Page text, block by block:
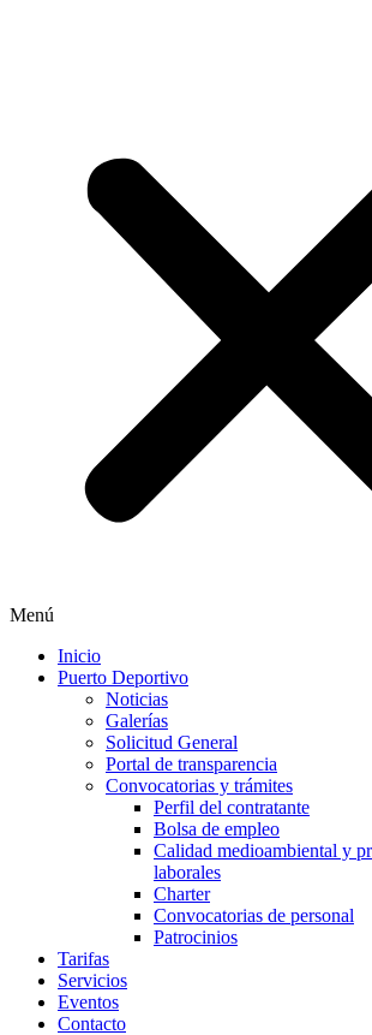
Menú
Inicio
Puerto Deportivo
Noticias
Galerías
Solicitud General
Portal de transparencia
Convocatorias y trámites
Perfil del contratante
Bolsa de empleo
Calidad medioambiental y
laborales
Charter
Convocatorias de personal
Patrocinios
Tarifas
Servicios
Eventos
Contacto